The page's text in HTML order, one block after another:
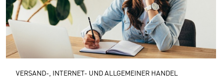
VERSAND-, INTERNET- UND ALLGEMEINER HANDEL